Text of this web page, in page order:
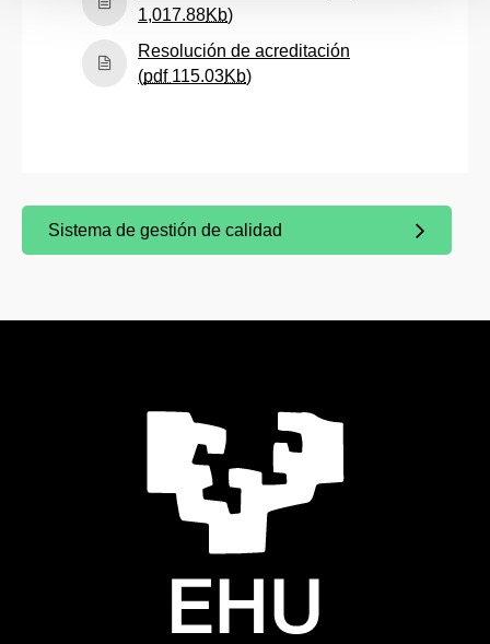
1,017.88Kb)(Abre una nueva ventana)
Resolución de acreditación
(pdf 115.03Kb)(Abre una nueva ventana)
(Abre una nueva ventana)
Sistema de gestión de calidad